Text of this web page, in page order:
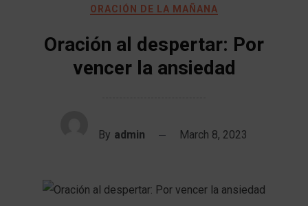
ORACIÓN DE LA MAÑANA
Oración al despertar: Por
vencer la ansiedad
By admin March 8, 2023